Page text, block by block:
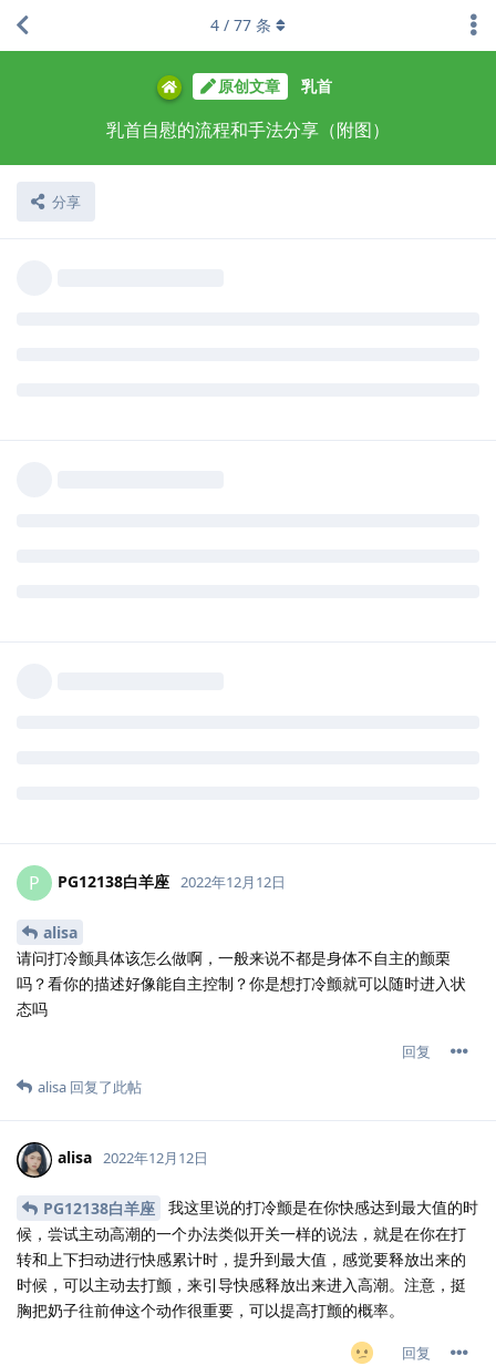
原创文章 乳首
乳首自慰的流程和手法分享（附图）
分享
4 / 77 条
P PG12138白羊座 2022年12月12日
alisa
请问打冷颤具体该怎么做啊，一般来说不都是身体不自主的颤栗
吗？看你的描述好像能自主控制？你是想打冷颤就可以随时进入状
态吗
回复
alisa 回复了此帖
alisa 2022年12月12日
PG12138白羊座
我这里说的打冷颤是在你快感达到最大值的时
候，尝试主动高潮的一个办法类似开关一样的说法，就是在你在打
转和上下扫动进行快感累计时，提升到最大值，感觉要释放出来的
时候，可以主动去打颤，来引导快感释放出来进入高潮。注意，挺
胸把奶子往前伸这个动作很重要，可以提高打颤的概率。
回复